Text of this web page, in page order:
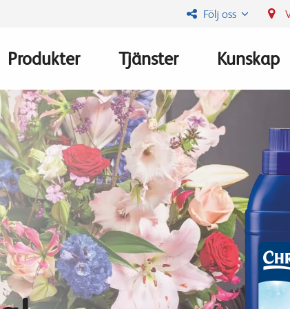
Följ oss
Main
navigation
Produkter Tjänster Kunskap